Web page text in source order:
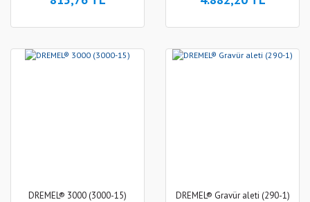
DREMEL® 3000 (3000-15) DREMEL® Gravür aleti (290-1)